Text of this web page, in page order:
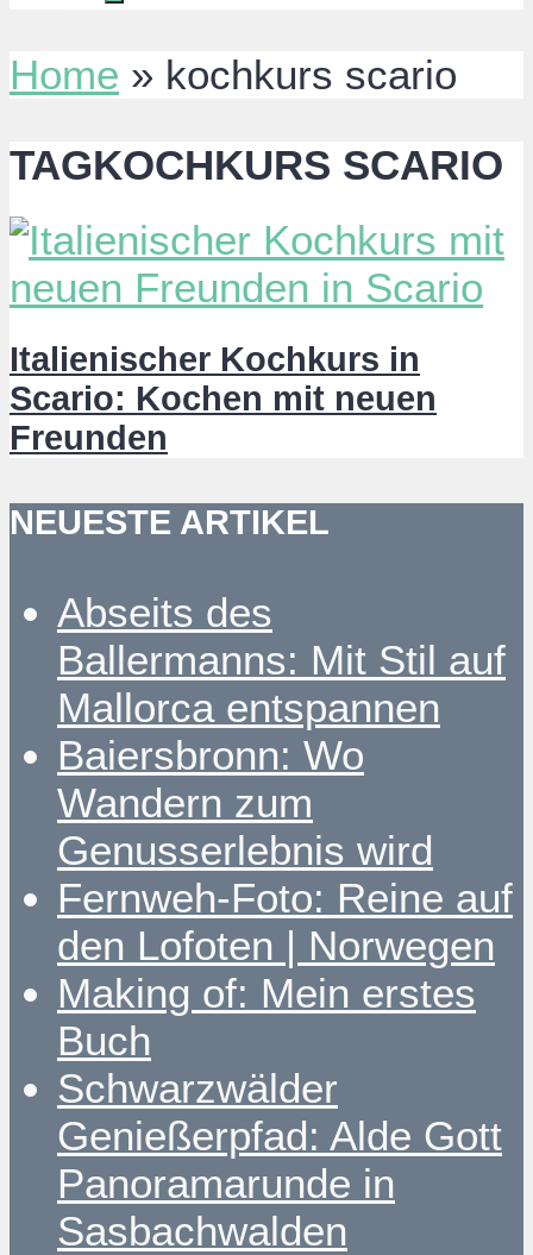
Home » kochkurs scario
TAGKOCHKURS SCARIO
Italienischer Kochkurs in
Scario: Kochen mit neuen
Freunden
NEUESTE ARTIKEL
Abseits des
Ballermanns: Mit Stil auf
Mallorca entspannen
Baiersbronn: Wo
Wandern zum
Genusserlebnis wird
Fernweh-Foto: Reine auf
den Lofoten | Norwegen
Making of: Mein erstes
Buch
Schwarzwälder
Genießerpfad: Alde Gott
Panoramarunde in
Sasbachwalden